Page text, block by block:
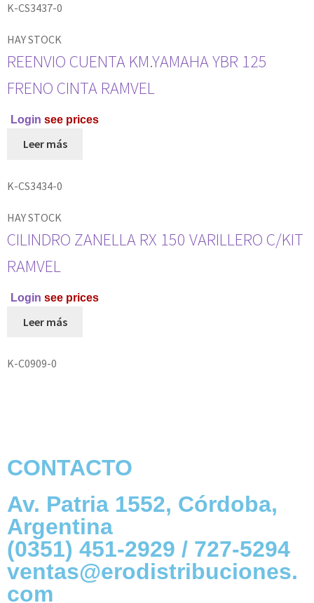
K-CS3437-0
K-CS3434-0
HAY STOCK
REENVIO CUENTA KM.YAMAHA YBR 125
FRENO CINTA RAMVEL
Login see prices
Leer más
K-C0909-0
HAY STOCK
CILINDRO ZANELLA RX 150 VARILLERO C/KIT
RAMVEL
Login see prices
Leer más
CONTACTO
Av. Patria 1552, Córdoba,
Argentina
(0351) 451-2929 / 727-5294
ventas@erodistribuciones.
com